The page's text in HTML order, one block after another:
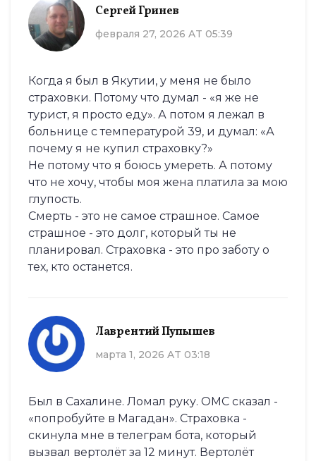
Сергей Гринев
февраля 27, 2026 AT 05:39
Когда я был в Якутии, у меня не было
страховки. Потому что думал - «я же не
турист, я просто еду». А потом я лежал в
больнице с температурой 39, и думал: «А
почему я не купил страховку?»
Не потому что я боюсь умереть. А потому
что не хочу, чтобы моя жена платила за мою
глупость.
Смерть - это не самое страшное. Самое
страшное - это долг, который ты не
планировал. Страховка - это про заботу о
тех, кто останется.
Лаврентий Пупышев
марта 1, 2026 AT 03:18
Был в Сахалине. Ломал руку. ОМС сказал -
«попробуйте в Магадан». Страховка -
скинула мне в телеграм бота, который
вызвал вертолёт за 12 минут. Вертолёт